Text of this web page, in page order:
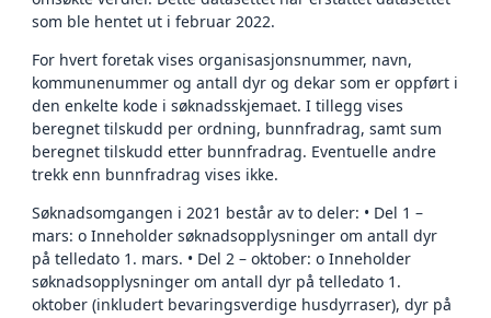
som ble hentet ut i februar 2022.
For hvert foretak vises organisasjonsnummer, navn,
kommunenummer og antall dyr og dekar som er oppført i
den enkelte kode i søknadsskjemaet. I tillegg vises
beregnet tilskudd per ordning, bunnfradrag, samt sum
beregnet tilskudd etter bunnfradrag. Eventuelle andre
trekk enn bunnfradrag vises ikke.
Søknadsomgangen i 2021 består av to deler: • Del 1 –
mars: o Inneholder søknadsopplysninger om antall dyr
på telledato 1. mars. • Del 2 – oktober: o Inneholder
søknadsopplysninger om antall dyr på telledato 1.
oktober (inkludert bevaringsverdige husdyrraser), dyr på